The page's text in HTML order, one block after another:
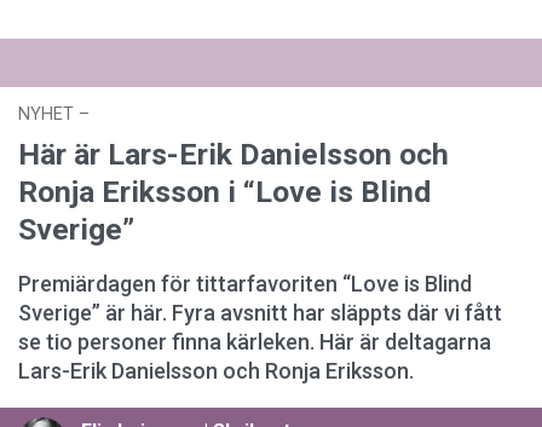
NYHET –
Här är Lars-Erik Danielsson och
Ronja Eriksson i “Love is Blind
Sverige”
Premiärdagen för tittarfavoriten “Love is Blind
Sverige” är här. Fyra avsnitt har släppts där vi fått
se tio personer finna kärleken. Här är deltagarna
Lars-Erik Danielsson och Ronja Eriksson.